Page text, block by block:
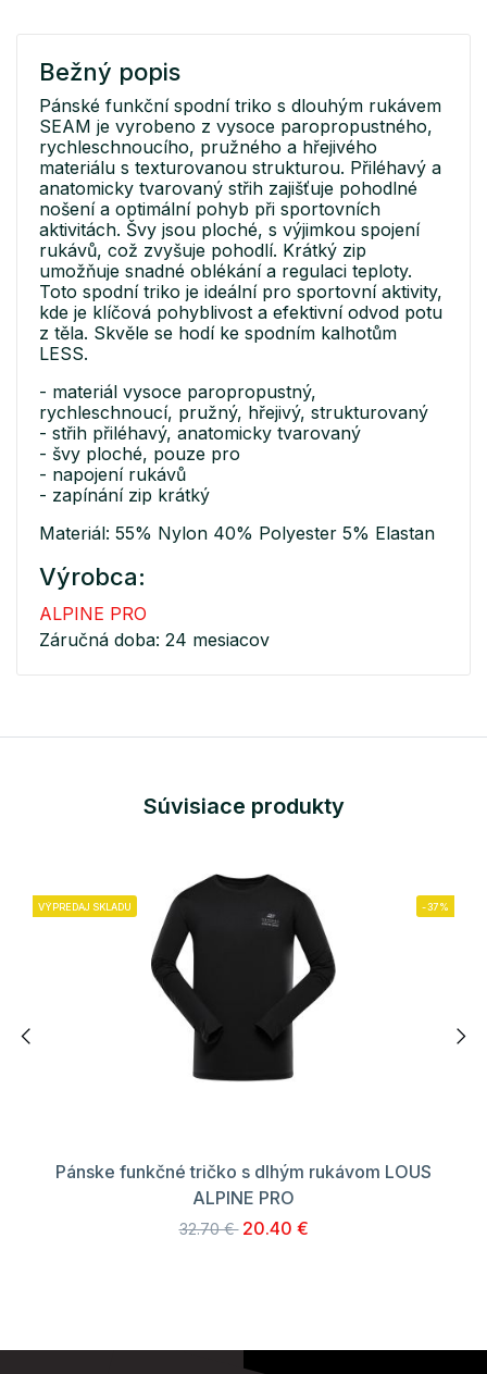
Bežný popis
Pánské funkční spodní triko s dlouhým rukávem
SEAM je vyrobeno z vysoce paropropustného,
rychleschnoucího, pružného a hřejivého
materiálu s texturovanou strukturou. Přiléhavý a
anatomicky tvarovaný střih zajišťuje pohodlné
nošení a optimální pohyb při sportovních
aktivitách. Švy jsou ploché, s výjimkou spojení
rukávů, což zvyšuje pohodlí. Krátký zip
umožňuje snadné oblékání a regulaci teploty.
Toto spodní triko je ideální pro sportovní aktivity,
kde je klíčová pohyblivost a efektivní odvod potu
z těla. Skvěle se hodí ke spodním kalhotům
LESS.
- materiál vysoce paropropustný,
rychleschnoucí, pružný, hřejivý, strukturovaný
- střih přiléhavý, anatomicky tvarovaný
- švy ploché, pouze pro
- napojení rukávů
- zapínání zip krátký
Materiál: 55% Nylon 40% Polyester 5% Elastan
Výrobca:
ALPINE PRO
Záručná doba: 24 mesiacov
Súvisiace produkty
VÝPREDAJ SKLADU -37%
Pánske funkčné tričko s dlhým rukávom LOUS
ALPINE PRO
32.70 € 20.40 €